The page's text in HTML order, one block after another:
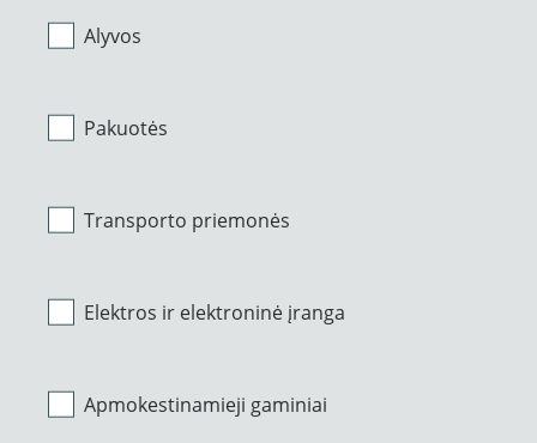
Alyvos
Pakuotės
Transporto priemonės
Elektros ir elektroninė įranga
Apmokestinamieji gaminiai